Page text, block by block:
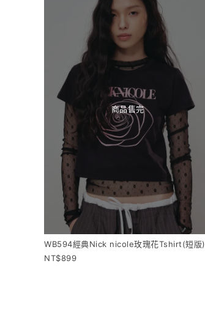
商品售完
WB594經典Nick nicole玫瑰花Tshirt(短版)
899